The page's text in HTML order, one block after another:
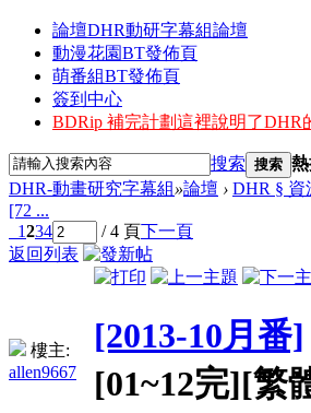
論壇DHR動研字幕組論壇
動漫花園BT發佈頁
萌番組BT發佈頁
簽到中心
BDRip 補完計劃這裡說明了DHR
搜索 搜索
DHR-動畫研究字幕組»論壇 › DHR § 資
[72 ...
1234 / 4 頁下一頁
返回列表
樓主:
allen9667
[2013-10月番]
[01~12完][繁